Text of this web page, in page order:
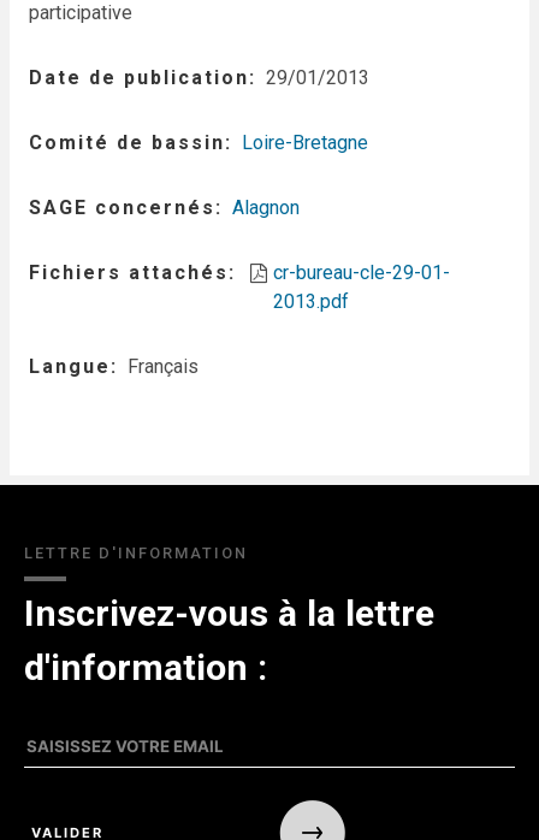
participative
Date de publication 29/01/2013
Comité de bassin Loire-Bretagne
SAGE concernés Alagnon
Fichiers attachés
cr-bureau-cle-29-01-
2013.pdf
Langue Français
LETTRE D'INFORMATION
Inscrivez-vous à la lettre
d'information :